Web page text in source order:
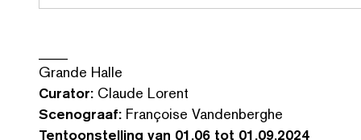
Grande Halle
Curator: Claude Lorent
Scenograaf: Françoise Van­den­berghe
Ten­toon­stelling van 01.06 tot 01.09.2024